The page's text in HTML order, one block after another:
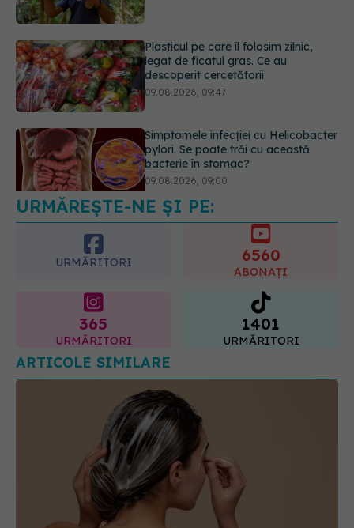
Simptomele infecției cu Helicobacter
pylori. Se poate trăi cu această
bacterie în stomac?
09.08.2026, 09:00
Dieta care îți distruge creierul,
potrivit cercetătorilor de la Harvard
09.08.2026, 11:45
URMĂREȘTE-NE ȘI PE:
URMĂRITORI 6560
ABONAȚI
365
URMĂRITORI
1401
URMĂRITORI
ARTICOLE SIMILARE